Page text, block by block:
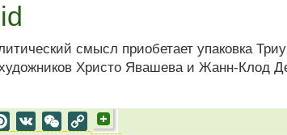
смысл приобетает упаковка
Христо Явашева и Жанн-Клод
Pinterest
VK WeChat
Copy